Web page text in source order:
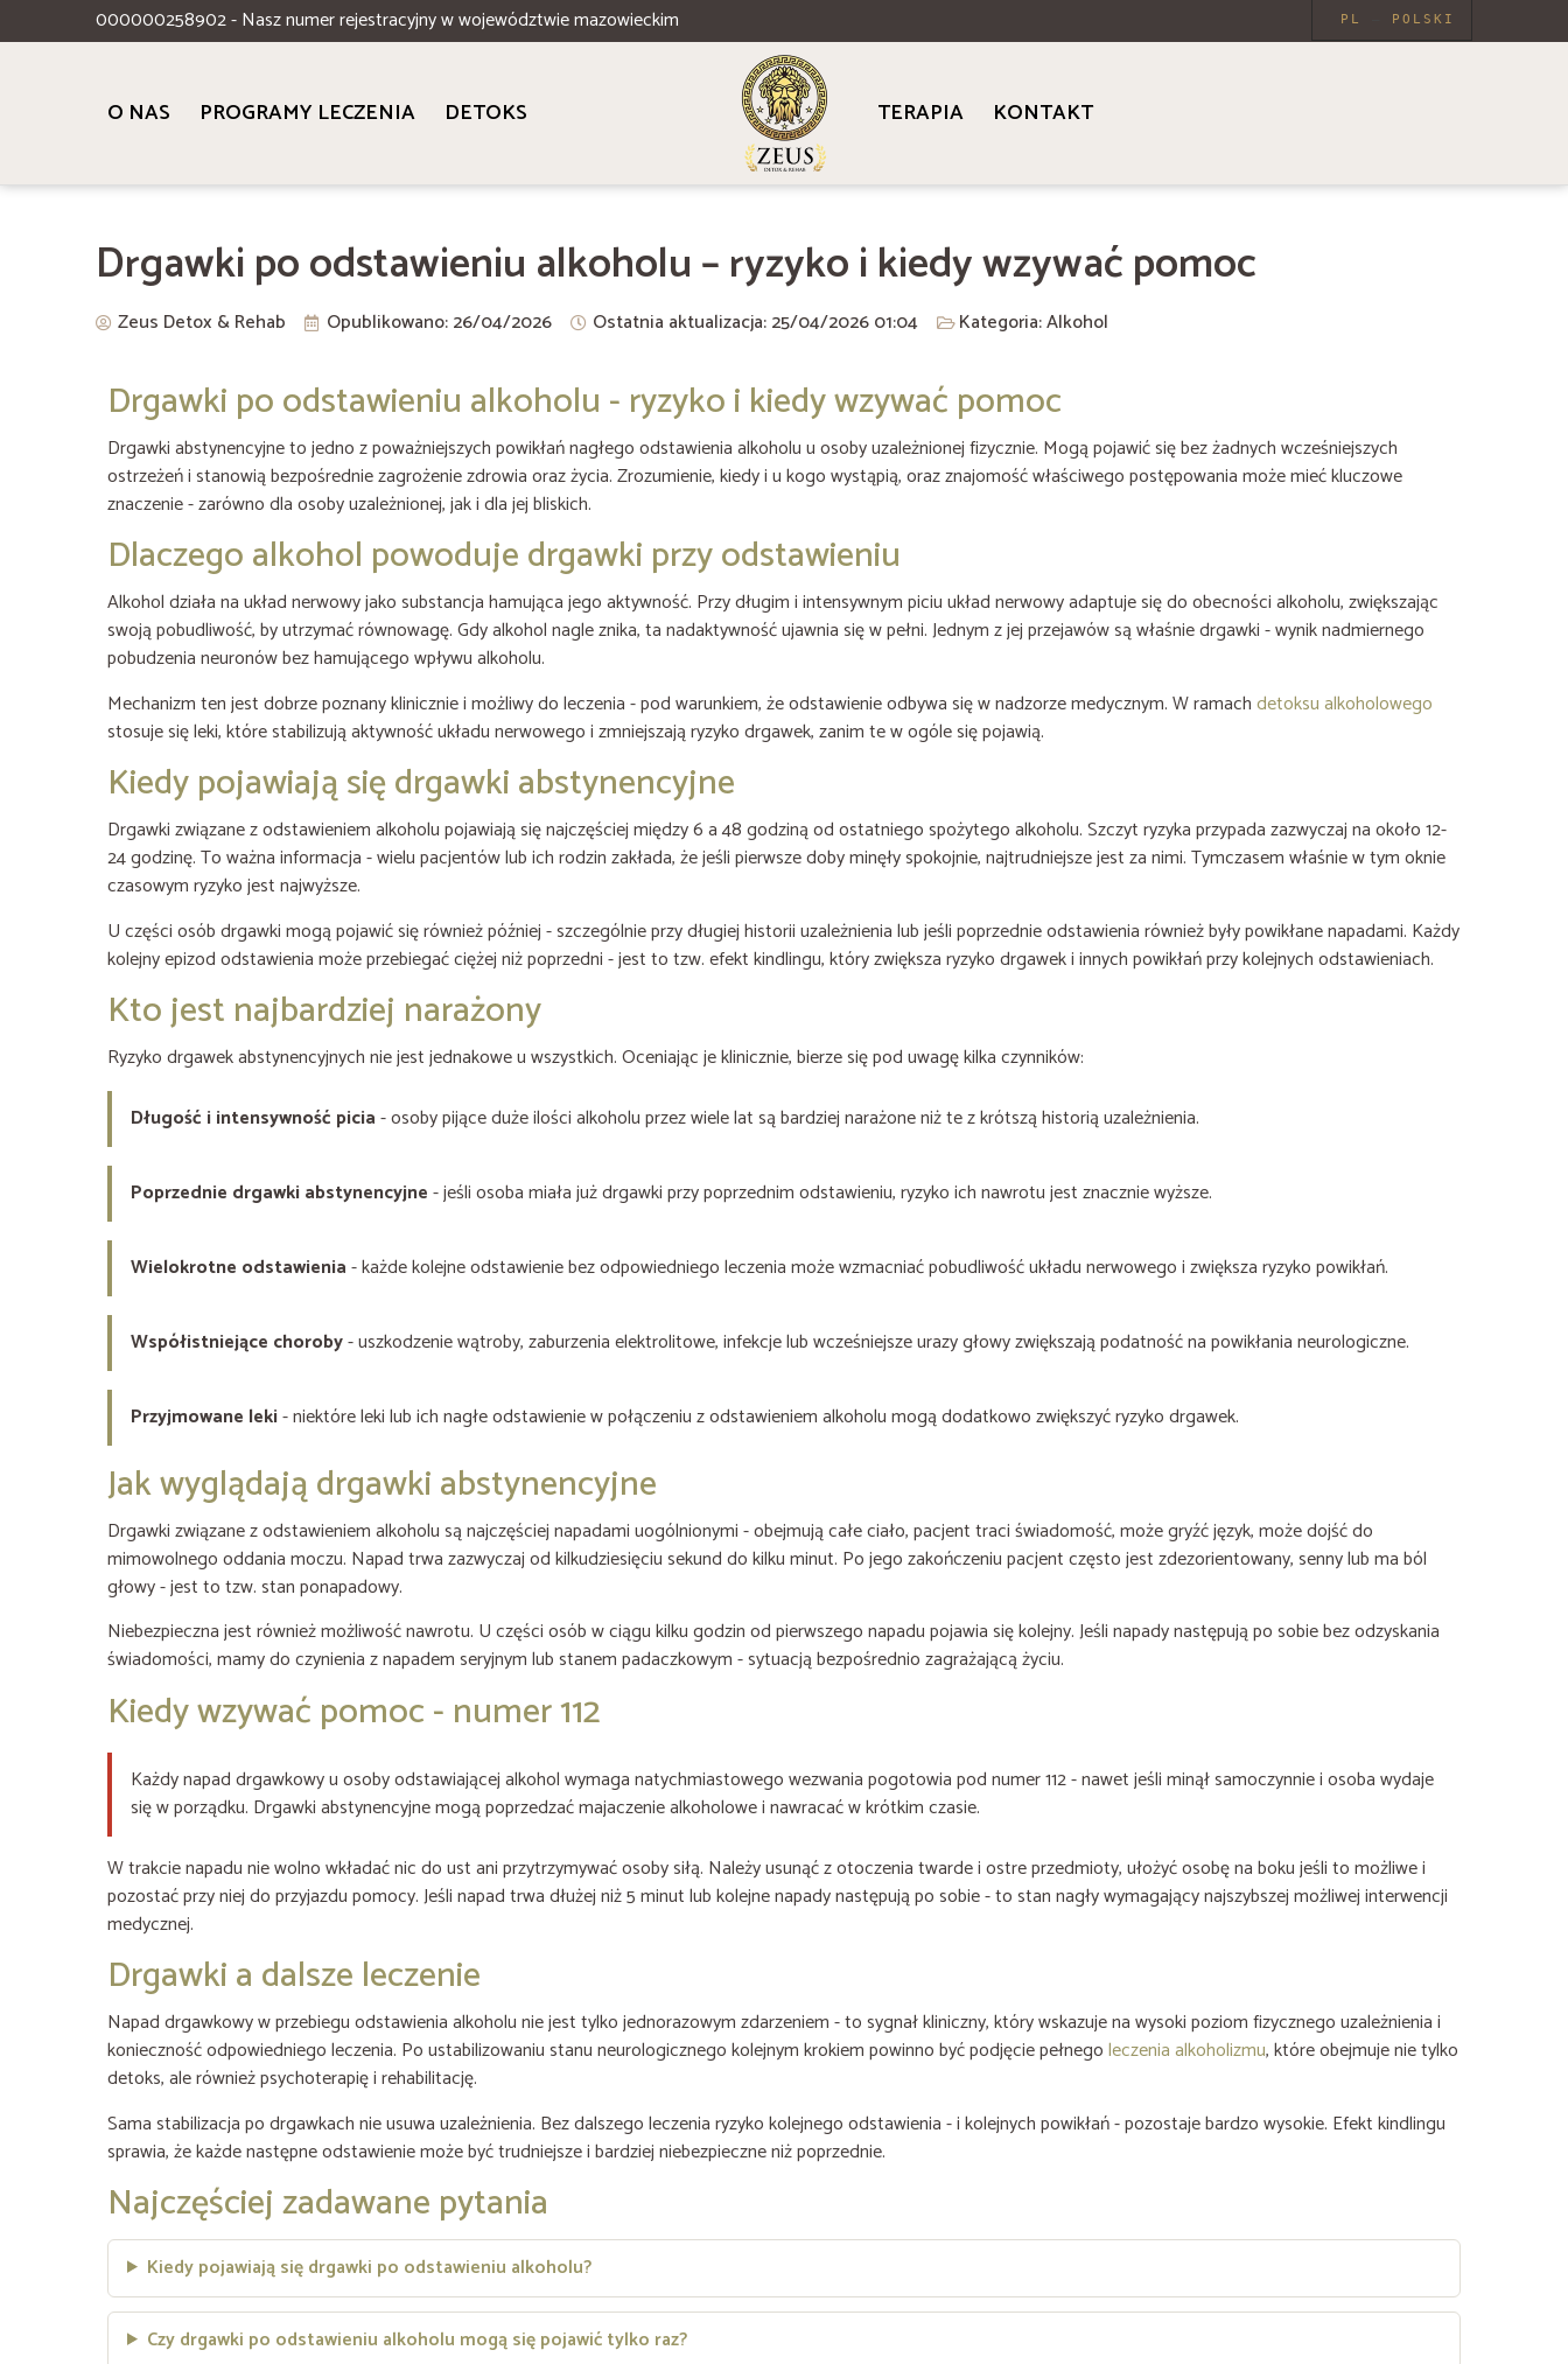
000000258902 - Nasz numer rejestracyjny w województwie mazowieckim POLSKI
PL
O NAS PROGRAMY LECZENIA DETOKS TERAPIA KONTAKT
Drgawki po odstawieniu alkoholu – ryzyko i kiedy wzywać pomoc
Zeus Detox & Rehab Opublikowano:26/04/2026 Ostatnia aktualizacja: 25/04/202601:04 Kategoria:Alkohol
Drgawki po odstawieniu alkoholu - ryzyko i kiedy wzywać pomoc
Drgawki abstynencyjne to jedno z poważniejszych powikłań nagłego odstawienia alkoholu u osoby uzależnionej fizycznie. Mogą pojawić się bez żadnych wcześniejszych
ostrzeżeń i stanowią bezpośrednie zagrożenie zdrowia oraz życia. Zrozumienie, kiedy i u kogo wystąpią, oraz znajomość właściwego postępowania może mieć kluczowe
znaczenie - zarówno dla osoby uzależnionej, jak i dla jej bliskich.
Dlaczego alkohol powoduje drgawki przy odstawieniu
Alkohol działa na układ nerwowy jako substancja hamująca jego aktywność. Przy długim i intensywnym piciu układ nerwowy adaptuje się do obecności alkoholu, zwiększając
swoją pobudliwość, by utrzymać równowagę. Gdy alkohol nagle znika, ta nadaktywność ujawnia się w pełni. Jednym z jej przejawów są właśnie drgawki - wynik nadmiernego
pobudzenia neuronów bez hamującego wpływu alkoholu.
Mechanizm ten jest dobrze poznany klinicznie i możliwy do leczenia - pod warunkiem, że odstawienie odbywa się w nadzorze medycznym. W ramachdetoksu alkoholowego
stosuje się leki, które stabilizują aktywność układu nerwowego i zmniejszają ryzyko drgawek, zanim te w ogóle się pojawią.
Kiedy pojawiają się drgawki abstynencyjne
Drgawki związane z odstawieniem alkoholu pojawiają się najczęściej między 6 a 48 godziną od ostatniego spożytego alkoholu. Szczyt ryzyka przypada zazwyczaj na około 12-
24 godzinę. To ważna informacja - wielu pacjentów lub ich rodzin zakłada, że jeśli pierwsze doby minęły spokojnie, najtrudniejsze jest za nimi. Tymczasem właśnie w tym oknie
czasowym ryzyko jest najwyższe.
U części osób drgawki mogą pojawić się również później - szczególnie przy długiej historii uzależnienia lub jeśli poprzednie odstawienia również były powikłane napadami. Każdy
kolejny epizod odstawienia może przebiegać ciężej niż poprzedni - jest to tzw. efekt kindlingu, który zwiększa ryzyko drgawek i innych powikłań przy kolejnych odstawieniach.
Kto jest najbardziej narażony
Ryzyko drgawek abstynencyjnych nie jest jednakowe u wszystkich. Oceniając je klinicznie, bierze się pod uwagę kilka czynników:
Długość i intensywność picia- osoby pijące duże ilości alkoholu przez wiele lat są bardziej narażone niż te z krótszą historią uzależnienia.
Poprzednie drgawki abstynencyjne- jeśli osoba miała już drgawki przy poprzednim odstawieniu, ryzyko ich nawrotu jest znacznie wyższe.
Wielokrotne odstawienia- każde kolejne odstawienie bez odpowiedniego leczenia może wzmacniać pobudliwość układu nerwowego i zwiększa ryzyko powikłań.
Współistniejące choroby- uszkodzenie wątroby, zaburzenia elektrolitowe, infekcje lub wcześniejsze urazy głowy zwiększają podatność na powikłania neurologiczne.
Przyjmowane leki- niektóre leki lub ich nagłe odstawienie w połączeniu z odstawieniem alkoholu mogą dodatkowo zwiększyć ryzyko drgawek.
Jak wyglądają drgawki abstynencyjne
Drgawki związane z odstawieniem alkoholu są najczęściej napadami uogólnionymi - obejmują całe ciało, pacjent traci świadomość, może gryźć język, może dojść do
mimowolnego oddania moczu. Napad trwa zazwyczaj od kilkudziesięciu sekund do kilku minut. Po jego zakończeniu pacjent często jest zdezorientowany, senny lub ma ból
głowy - jest to tzw. stan ponapadowy.
Niebezpieczna jest również możliwość nawrotu. U części osób w ciągu kilku godzin od pierwszego napadu pojawia się kolejny. Jeśli napady następują po sobie bez odzyskania
świadomości, mamy do czynienia z napadem seryjnym lub stanem padaczkowym - sytuacją bezpośrednio zagrażającą życiu.
Kiedy wzywać pomoc - numer 112
Każdy napad drgawkowy u osoby odstawiającej alkohol wymaga natychmiastowego wezwania pogotowia pod numer 112 - nawet jeśli minął samoczynnie i osoba wydaje
się w porządku. Drgawki abstynencyjne mogą poprzedzać majaczenie alkoholowe i nawracać w krótkim czasie.
W trakcie napadu nie wolno wkładać nic do ust ani przytrzymywać osoby siłą. Należy usunąć z otoczenia twarde i ostre przedmioty, ułożyć osobę na boku jeśli to możliwe i
pozostać przy niej do przyjazdu pomocy. Jeśli napad trwa dłużej niż 5 minut lub kolejne napady następują po sobie - to stan nagły wymagający najszybszej możliwej interwencji
medycznej.
Drgawki a dalsze leczenie
Napad drgawkowy w przebiegu odstawienia alkoholu nie jest tylko jednorazowym zdarzeniem - to sygnał kliniczny, który wskazuje na wysoki poziom fizycznego uzależnienia i
konieczność odpowiedniego leczenia. Po ustabilizowaniu stanu neurologicznego kolejnym krokiem powinno być podjęcie pełnegoleczenia alkoholizmu, które obejmuje nie tylko
detoks, ale również psychoterapię i rehabilitację.
Sama stabilizacja po drgawkach nie usuwa uzależnienia. Bez dalszego leczenia ryzyko kolejnego odstawienia - i kolejnych powikłań - pozostaje bardzo wysokie. Efekt kindlingu
sprawia, że każde następne odstawienie może być trudniejsze i bardziej niebezpieczne niż poprzednie.
Najczęściej zadawane pytania
Kiedy pojawiają się drgawki po odstawieniu alkoholu?
Czy drgawki po odstawieniu alkoholu mogą się pojawić tylko raz?